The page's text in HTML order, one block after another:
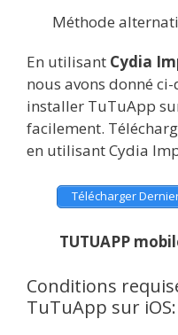
Méthode
En utilisant Cydia
nous avons donné
installer TuTuApp
facilement.
en utilisant Cydia
Télécharger
TUTUAPP
Conditions
TuTuApp sur iOS: